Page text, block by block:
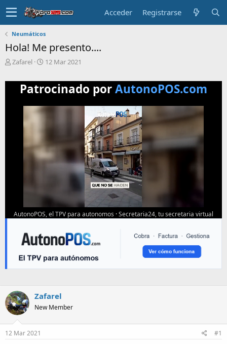
Acceder Registrarse
Neumáticos
Hola! Me presento....
T
m
Zafarel
F
c
h
d
c
i
12 Mar 2021
Patrocinado porAutonoPOS.com
AutonoPOS, el TPV para autonomos ·Secretaria24, tu secretaria virtual
Zafarel
New Member
12 Mar 2021 #1